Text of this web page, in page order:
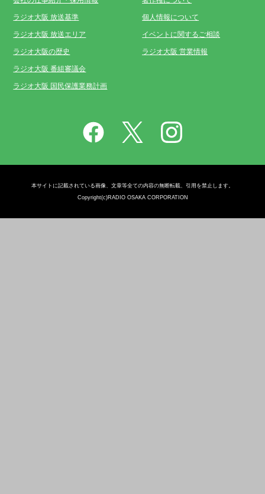
ラジオ大阪 放送基準
ラジオ大阪 放送エリア
ラジオ大阪の歴史
ラジオ大阪 番組審議会
ラジオ大阪 国民保護業務計画
個人情報について
イベントに関するご相談
ラジオ大阪 営業情報
本サイトに記載されている画像、文章等全ての内容の無断転載、引用を禁止します。
Copyright(c)RADIO OSAKA CORPORATION